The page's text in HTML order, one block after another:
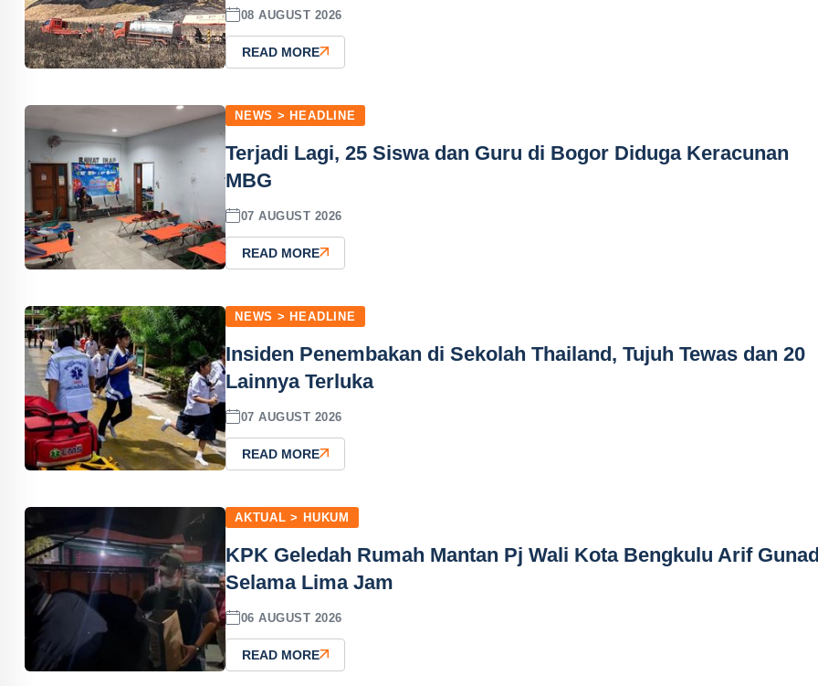
08 AUGUST 2026
READ MORE
NEWS > HEADLINE
Terjadi Lagi, 25 Siswa dan Guru di Bogor Diduga Keracunan
MBG
07 AUGUST 2026
READ MORE
NEWS > HEADLINE
Insiden Penembakan di Sekolah Thailand, Tujuh Tewas dan 20
Lainnya Terluka
07 AUGUST 2026
READ MORE
AKTUAL > HUKUM
KPK Geledah Rumah Mantan Pj Wali Kota Bengkulu Arif
Selama Lima Jam
06 AUGUST 2026
READ MORE